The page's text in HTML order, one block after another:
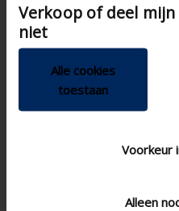
van hun services.
Verkoop of deel
niet
Alle cookies
toestaan
Voorkeur
Alleen
K-factor luchttoevoer
K-factor luchtafvoer
CD-coëfficient
Waterwerendheid bij 0 m/s